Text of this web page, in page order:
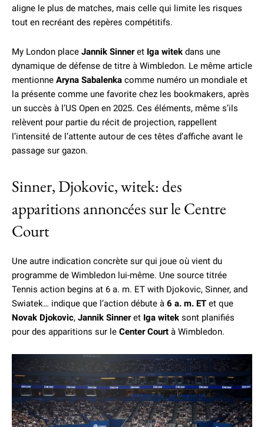
aligne le plus de matches, mais celle qui limite les risques
tout en recréant des repères compétitifs.
My London place Jannik Sinneret Iga witek dans une
dynamique de défense de titre à Wimbledon. Le même article
mentionne Aryna Sabalenka comme numéro un mondiale et
la présente comme une favorite chez les bookmakers, après
un succès à l’US Open en 2025. Ces éléments, même s’ils
relèvent pour partie du récit de projection, rappellent
l’intensité de l’attente autour de ces têtes d’affiche avant le
passage sur gazon.
Sinner, Djokovic, witek: des
apparitions annoncées sur le Centre
Court
Une autre indication concrète sur qui joue où vient du
programme de Wimbledon lui-même. Une source titrée
Tennis action begins at 6 a. m. ET with Djokovic, Sinner, and
Swiatek… indique que l’action débute à 6 a. m. ET et que
Novak Djokovic, Jannik Sinneret Iga witek sont planifiés
pour des apparitions sur le Center Court à Wimbledon.